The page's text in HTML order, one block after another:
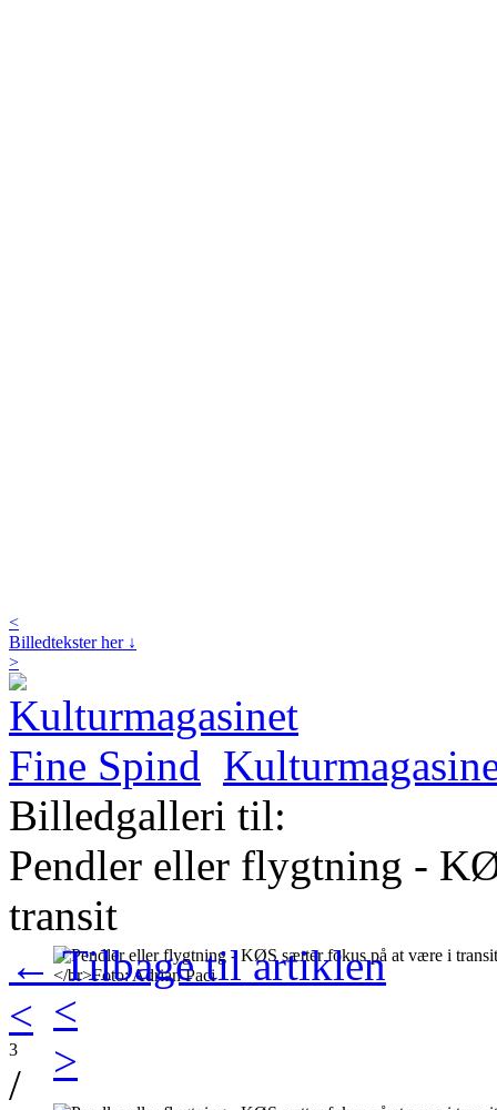
<
>
<
Billedtekster her ↓
>
Billedgalleri til:
Pendler eller flygtning -
transit
← Tilbage til artiklen
<
3
/